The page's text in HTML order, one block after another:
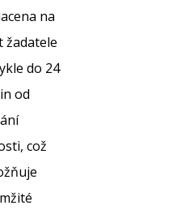
na
žadatele
do 24
od
což